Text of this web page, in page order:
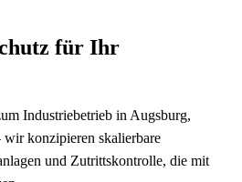
für Ihr
Industriebetrieb in Augsburg,
konzipieren skalierbare
und Zutrittskontrolle, die mit